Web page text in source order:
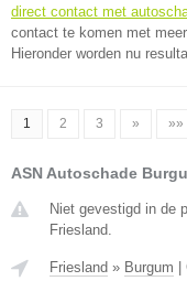
direct contact met
contact te komen met
Hieronder worden nu
1 2 3 » »»
ASN Autoschade
Niet gevestigd in de
Friesland.
Friesland » Burgum